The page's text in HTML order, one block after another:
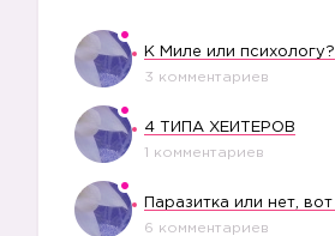
К Миле или психологу?
3 комментариев
4 ТИПА ХЕЙТЕРОВ
1 комментариев
6 комментариев